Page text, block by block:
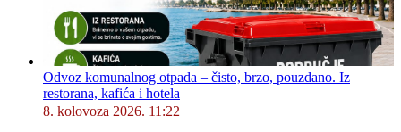
Odvoz komunalnog otpada – čisto, brzo, pouzdano. Iz
restorana, kafića i hotela
8. kolovoza 2026. 11:22